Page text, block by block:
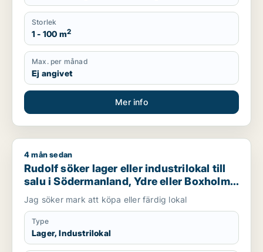
Storlek
1 - 100 m2
Max. per månad
Ej angivet
Mer info
Rudolf söker lager eller industrilokal till salu i
4 mån sedan
Rudolf söker lager eller industrilokal till
salu i Södermanland, Ydre eller Boxholm
m.fl.
Jag söker mark att köpa eller färdig lokal
Type
Lager, Industrilokal